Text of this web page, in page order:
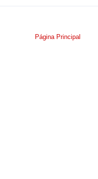
Página Principal